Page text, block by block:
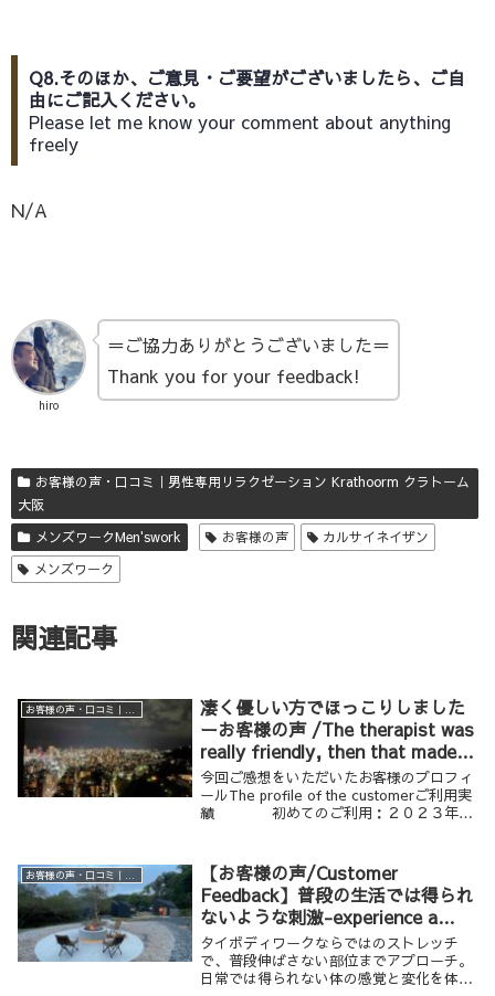
Q8.そのほか、ご意見・ご要望がございましたら、ご自
由にご記入ください。
Please let me know your comment about anything
freely
N/A
hiro
＝ご協力ありがとうございました＝
Thank you for your feedback!
お客様の声・口コミ｜男性専用リラクゼーション Krathoorm クラトーム
大阪
メンズワークMen'swork
お客様の声
カルサイネイザン
メンズワーク
関連記事
凄く優しい方でほっこりしました
ーお客様の声 /The therapist was
really friendly, then that made
me feel warm and fuzzy inside-
Customer’s Feedback
今回ご感想をいただいたお客様のプロフィ
ールThe profile of the customerご利用実
績 初めてのご利用：２０２３年年
ロマボディワーク） F...
【お客様の声/Customer
Feedback】普段の生活では得られ
ないような刺激-experience a
kind of stimulation that I
wouldn’t normally get in
everyday life
タイボディワークならではのストレッチ
で、普段伸ばさない部位までアプローチ。
日常では得られない体の感覚と変化を体験